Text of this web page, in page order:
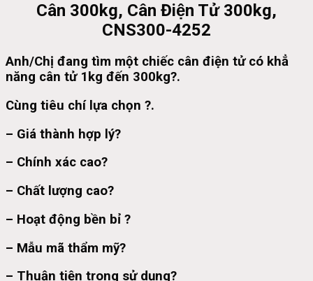
Cân 300kg, Cân Điện Tử 300kg,
CNS300-4252
Anh/Chị đang tìm một chiếc cân điện tử có khẳ
năng cân tử 1kg đến 300kg?.
Cùng tiêu chí lựa chọn ?.
– Giá thành hợp lý?
– Chính xác cao?
– Chất lượng cao?
– Hoạt động bền bỉ ?
– Mẫu mã thẩm mỹ?
– Thuận tiện trong sử dụng?